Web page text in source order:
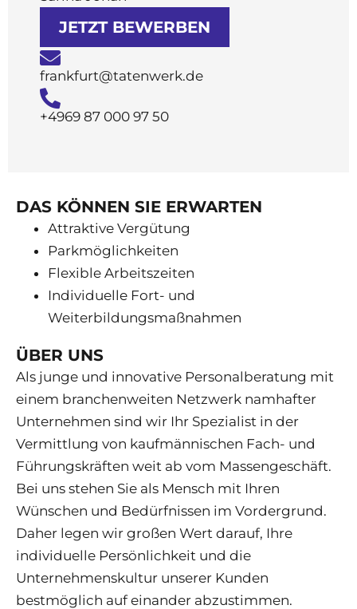
frankfurt@tatenwerk.de
JETZT BEWERBEN
+4969 87 000 97 50
DAS KÖNNEN SIE ERWARTEN
Attraktive Vergütung
Parkmöglichkeiten
Flexible Arbeitszeiten
Individuelle Fort- und
Weiterbildungsmaßnahmen
ÜBER UNS
Als junge und innovative Personalberatung mit
einem branchenweiten Netzwerk namhafter
Unternehmen sind wir Ihr Spezialist in der
Vermittlung von kaufmännischen Fach- und
Führungskräften weit ab vom Massengeschäft.
Bei uns stehen Sie als Mensch mit Ihren
Wünschen und Bedürfnissen im Vordergrund.
Daher legen wir großen Wert darauf, Ihre
individuelle Persönlichkeit und die
Unternehmenskultur unserer Kunden
bestmöglich auf einander abzustimmen.